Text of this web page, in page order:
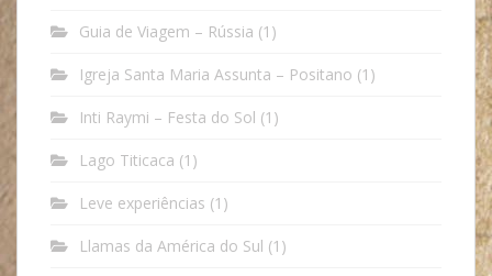
Guia de Viagem – Rússia (1)
Igreja Santa Maria Assunta – Positano (1)
Inti Raymi – Festa do Sol (1)
Lago Titicaca (1)
Leve experiências (1)
Llamas da América do Sul (1)